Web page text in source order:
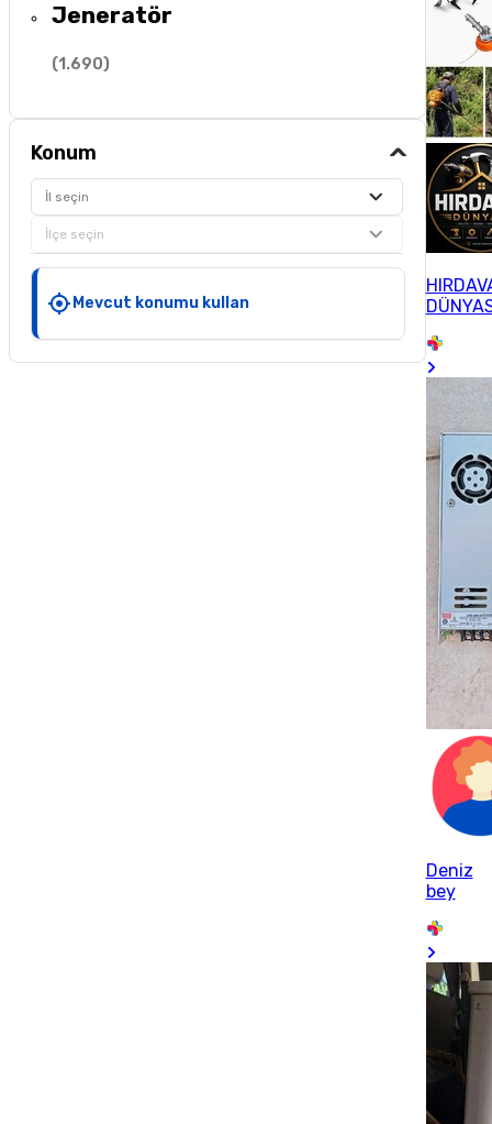
Jeneratör
(1.690)
Konum
İl seçin
İlçe seçin
Mevcut konumu kullan
Deniz
bey